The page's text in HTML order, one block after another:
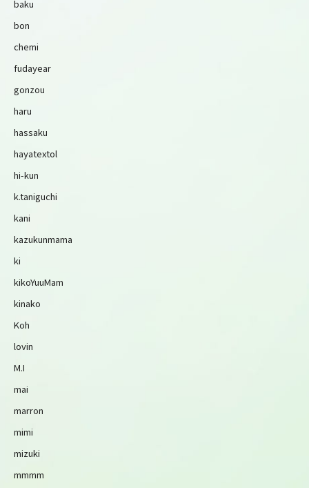
baku
bon
chemi
fudayear
gonzou
haru
hassaku
hayatextol
hi-kun
k.taniguchi
kani
kazukunmama
ki
kikoYuuMam
kinako
Koh
lovin
M.I
mai
marron
mimi
mizuki
mmmm